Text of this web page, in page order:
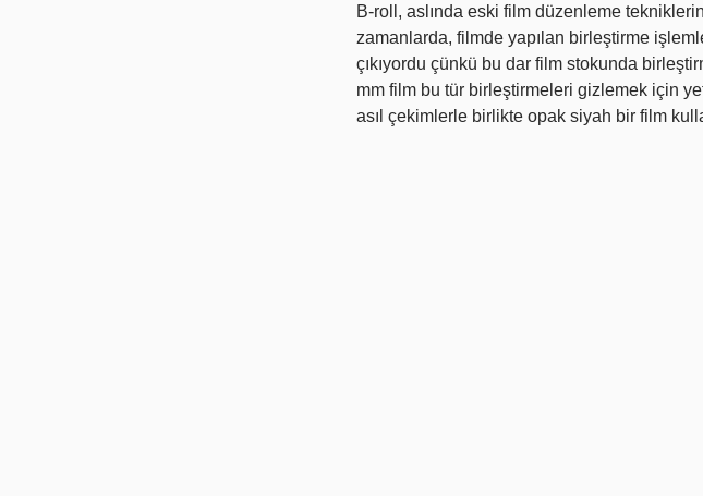
B-roll, aslında eski film düzenleme
zamanlarda, filmde yapılan birleştirme
çıkıyordu çünkü bu dar film stokunda
mm film bu tür birleştirmeleri gizlemek için
asıl çekimlerle birlikte opak siyah bir film